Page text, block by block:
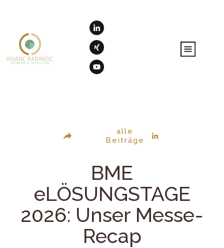
alle
Beiträge
BME
eLÖSUNGSTAGE
2026: Unser Messe-
Recap